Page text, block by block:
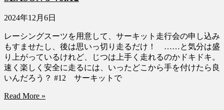
2024年12月6日
レーシングスーツを用意して、サーキット走行会の申し込み
もすませたし、後は思いっ切り走るだけ！ ……と気分は盛
り上がっているけれど、じつは上手く走れるのかドキドキ。
速く楽しく安全に走るには、いったどこから手を付けたら良
いんだろう？ #12 サーキットで
Read More »